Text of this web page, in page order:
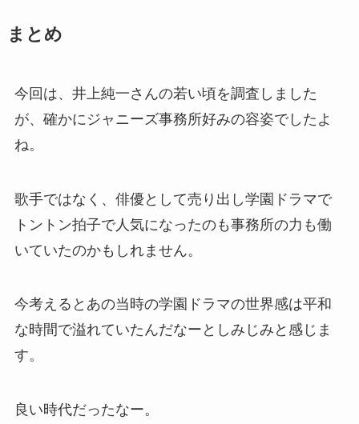
まとめ
今回は、井上純一さんの若い頃を調査しました
が、確かにジャニーズ事務所好みの容姿でしたよ
ね。
歌手ではなく、俳優として売り出し学園ドラマで
トントン拍子で人気になったのも事務所の力も働
いていたのかもしれません。
今考えるとあの当時の学園ドラマの世界感は平和
な時間で溢れていたんだなーとしみじみと感じま
す。
良い時代だったなー。